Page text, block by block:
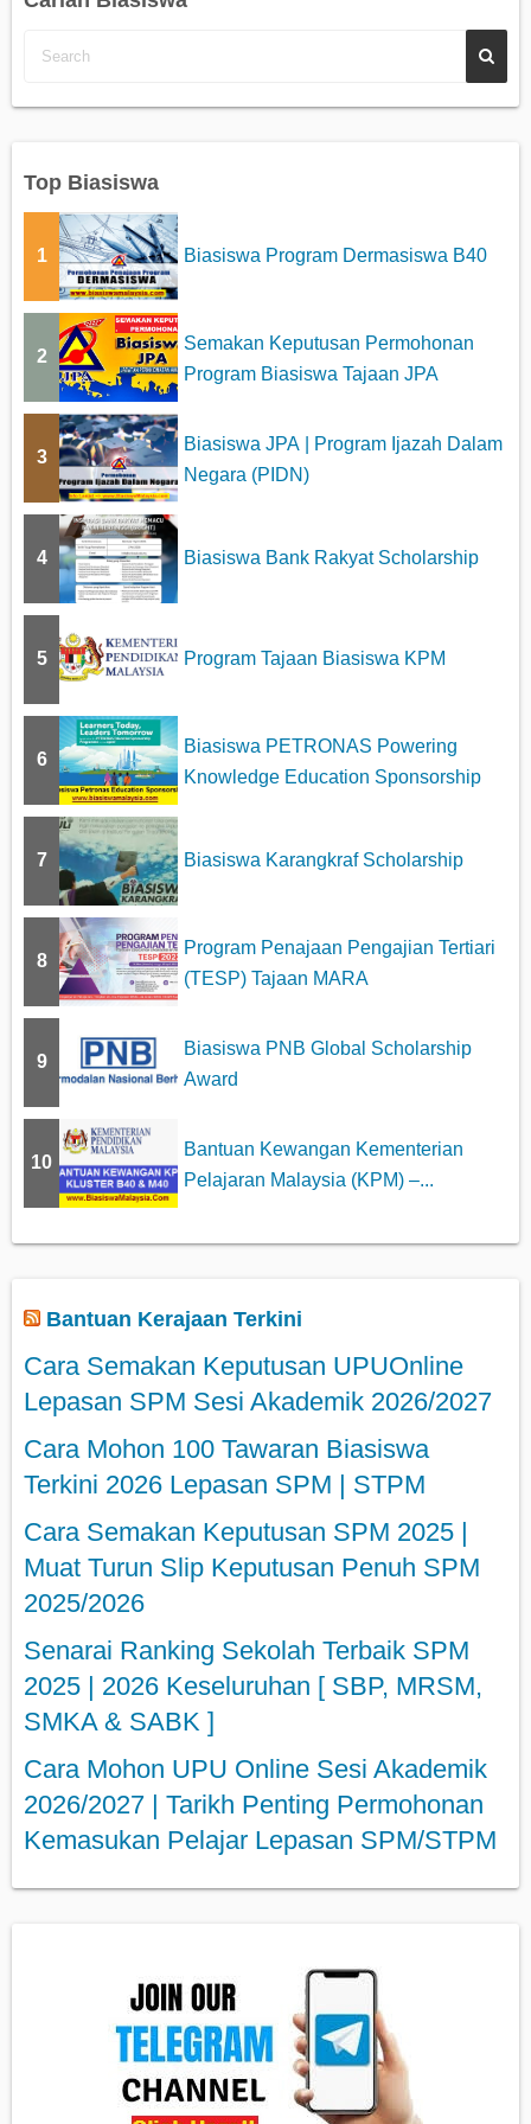
a
g
n
o
Top Biasiswa
1 Biasiswa Program Dermasiswa B40
2
Semakan Keputusan Permohonan
Program Biasiswa Tajaan JPA
3
Biasiswa JPA | Program Ijazah Dalam
Negara (PIDN)
4 Biasiswa Bank Rakyat Scholarship
5 Program Tajaan Biasiswa KPM
6
Biasiswa PETRONAS Powering
Knowledge Education Sponsorship
7 Biasiswa Karangkraf Scholarship
8
Program Penajaan Pengajian Tertiari
(TESP) Tajaan MARA
9
Biasiswa PNB Global Scholarship
Award
10
Bantuan Kewangan Kementerian
Pelajaran Malaysia (KPM) –...
Bantuan Kerajaan Terkini
Cara Semakan Keputusan UPUOnline
Lepasan SPM Sesi Akademik 2026/2027
Cara Mohon 100 Tawaran Biasiswa
Terkini 2026 Lepasan SPM | STPM
Cara Semakan Keputusan SPM 2025 |
Muat Turun Slip Keputusan Penuh SPM
2025/2026
Senarai Ranking Sekolah Terbaik SPM
2025 | 2026 Keseluruhan [ SBP, MRSM,
SMKA & SABK ]
Cara Mohon UPU Online Sesi Akademik
2026/2027 | Tarikh Penting Permohonan
Kemasukan Pelajar Lepasan SPM/STPM